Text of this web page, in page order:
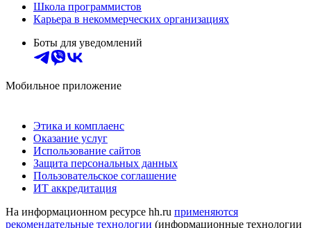
Школа программистов
Карьера в некоммерческих организациях
Боты для уведомлений
Мобильное приложение
Этика и комплаенс
Оказание услуг
Использование сайтов
Защита персональных данных
Пользовательское соглашение
ИТ аккредитация
На информационном ресурсе hh.ru применяются
рекомендательные технологии (информационные технологии